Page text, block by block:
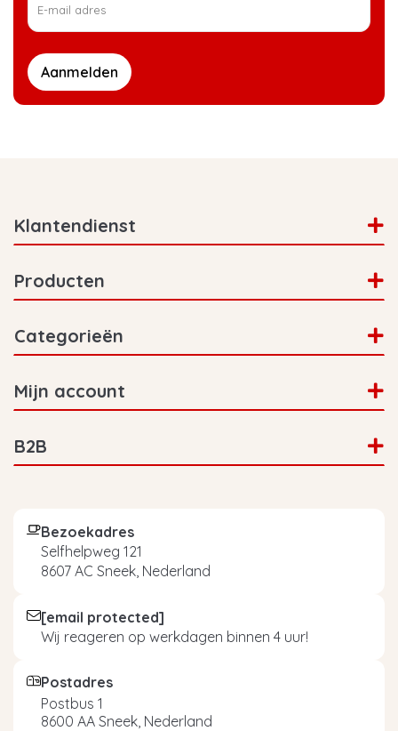
Aanmelden
Klantendienst
Producten
Categorieën
Mijn account
B2B
Bezoekadres
Selfhelpweg 121
8607 AC Sneek, Nederland
[email protected]
Wij reageren op werkdagen binnen 4 uur!
Postadres
Postbus 1
8600 AA Sneek, Nederland